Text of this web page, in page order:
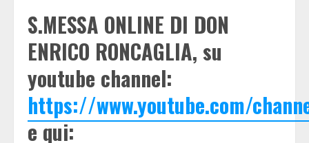
S.MESSA ONLINE DI DON
ENRICO RONCAGLIA, su
youtube channel:
https://www.youtube.com/
e qui: